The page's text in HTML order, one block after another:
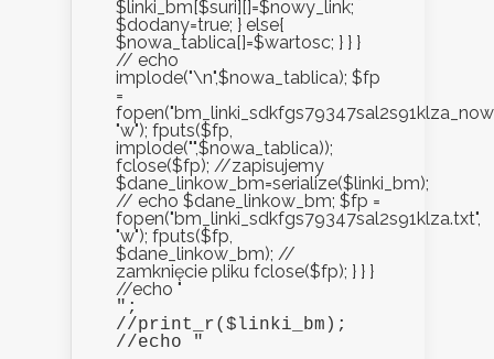
$linki_bm[$suri][]=$nowy_link;
$dodany=true; } else{
$nowa_tablica[]=$wartosc; } } }
// echo
implode("\n",$nowa_tablica); $fp
=
"w"); fputs($fp,
implode("",$nowa_tablica));
fclose($fp); //zapisujemy
$dane_linkow_bm=serialize($linki_bm);
// echo $dane_linkow_bm; $fp =
fopen("bm_linki_sdkfgs79347sal2s91klza.txt",
"w"); fputs($fp,
$dane_linkow_bm); //
zamknięcie pliku fclose($fp); } } }
//echo "
";
//print_r($linki_bm);
//echo "